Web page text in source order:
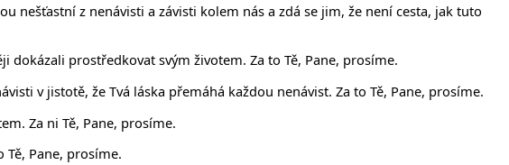
nešťastní z nenávisti a závisti kolem nás a zdá se jim, že není cesta, jak tuto
dokázali prostředkovat svým životem. Za to Tě, Pane, prosíme.
v jistotě, že Tvá láska přemáhá každou nenávist. Za to Tě, Pane, prosíme.
Za ni Tě, Pane, prosíme.
Pane, prosíme.